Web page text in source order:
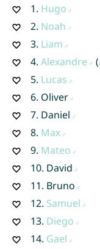
1. Hugo
2. Noah
3. Liam
4. Alexandre (
5. Lucas
6. Oliver
7. Daniel
8. Max
9. Mateo
10. David
11. Bruno
12. Samuel
13. Diego
14. Gael